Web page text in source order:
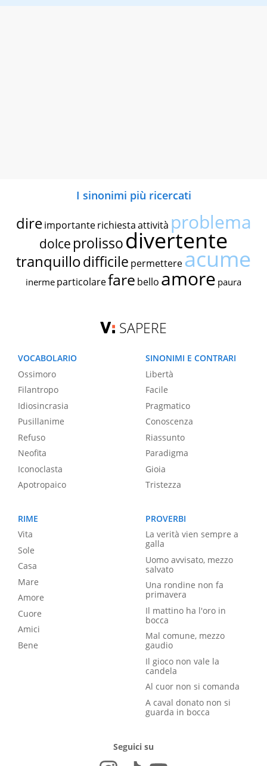
I sinonimi più ricercati
dire importante richiestaattività problema
dolce prolissodivertente
tranquillodifficile permettereacume
inerme particolarefare bello amore paura
SAPERE
VOCABOLARIO
Ossimoro
Filantropo
Idiosincrasia
Pusillanime
Refuso
Neofita
Iconoclasta
Apotropaico
SINONIMI E CONTRARI
Libertà
Facile
Pragmatico
Conoscenza
Riassunto
Paradigma
Gioia
Tristezza
RIME
Vita
Sole
Casa
Mare
Amore
Cuore
Amici
Bene
PROVERBI
La verità vien sempre a
galla
Uomo avvisato, mezzo
salvato
Una rondine non fa
primavera
Il mattino ha l'oro in
bocca
Mal comune, mezzo
gaudio
Il gioco non vale la
candela
Al cuor non si comanda
A caval donato non si
guarda in bocca
Seguici su